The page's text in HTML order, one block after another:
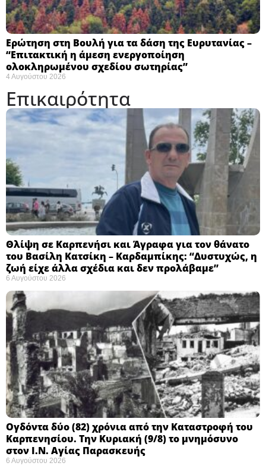
Ερώτηση στη Βουλή για τα δάση της Ευρυτανίας –
“Eπιτακτική η άμεση ενεργοποίηση
ολοκληρωμένου σχεδίου σωτηρίας”
4 Αυγούστου 2026
Επικαιρότητα
Θλίψη σε Καρπενήσι και Άγραφα για τον θάνατο
του Βασίλη Κατσίκη – Καρδαμπίκης: “Δυστυχώς, η
ζωή είχε άλλα σχέδια και δεν προλάβαμε”
6 Αυγούστου 2026
Ογδόντα δύο (82) χρόνια από την Καταστροφή του
Καρπενησίου. Την Κυριακή (9/8) το μνημόσυνο
στον Ι.Ν. Αγίας Παρασκευής
6 Αυγούστου 2026